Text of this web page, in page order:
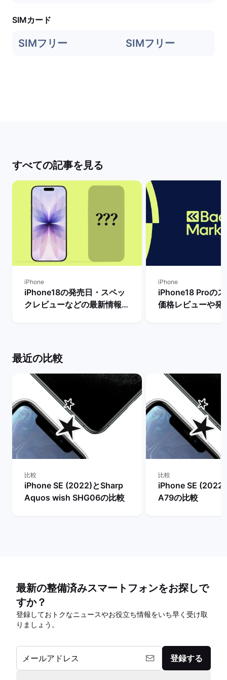
SIMカード
SIMフリー SIMフリー
すべての記事を見る
iPhone
iPhone18の発売日・スペッ
クレビューなどの最新情報ま
iPhone
iPhone18 Proの
価格レビューや発
最近の比較
比較
iPhone SE (2022)とSharp
Aquos wish SHG06の比較
比較
iPhone SE
A79の比較
最新の整備済みスマートフォンをお探しで
すか？
登録しておトクなニュースやお役立ち情報をいち早く受け取
りましょう。
メールアドレス 登録する